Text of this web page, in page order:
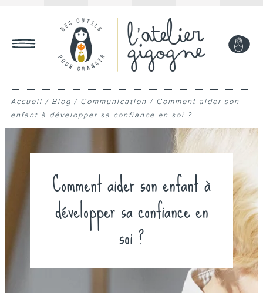
Accueil / Blog / Communication / Comment aider son
enfant à développer sa confiance en soi ?
Comment aider son enfant à
développer sa confiance en
soi ?